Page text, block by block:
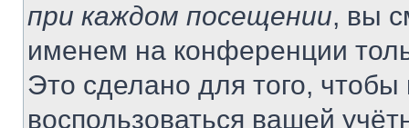
при каждом посещении, вы
именем на конференции
Это сделано для того, чтобы
воспользоваться вашей